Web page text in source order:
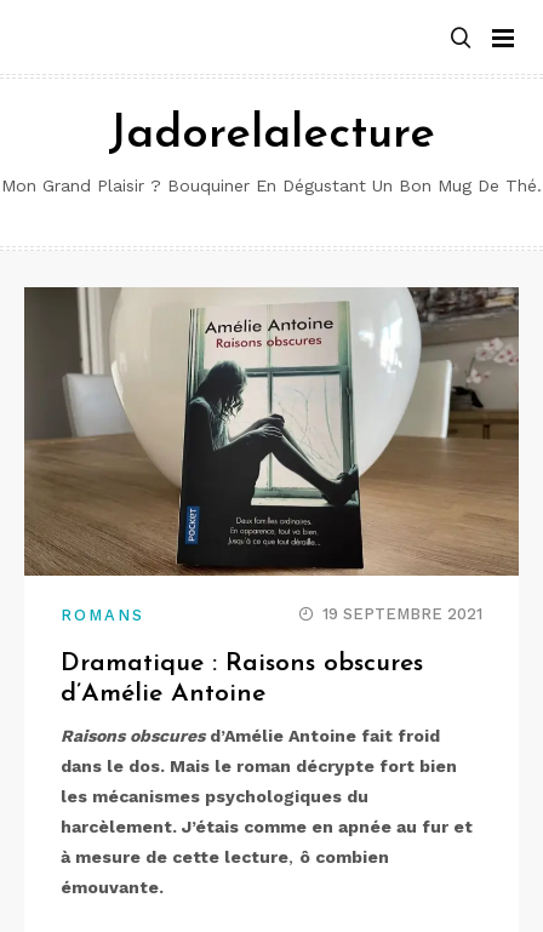
contenu
Jadorelalecture
Mon Grand Plaisir ? Bouquiner En Dégustant Un Bon Mug De Thé.
ROMANS 19 SEPTEMBRE 2021
Dramatique : Raisons obscures
d’Amélie Antoine
Raisons obscuresd’Amélie Antoine fait froid
dans le dos. Mais le roman décrypte fort bien
les mécanismes psychologiques du
harcèlement. J’étais comme en apnée au fur et
à mesure de cette lecture, ô combien
émouvante.